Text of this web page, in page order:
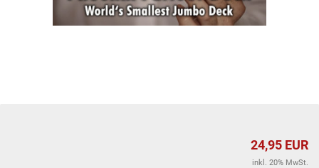
24,95 EUR
inkl. 20% MwSt.